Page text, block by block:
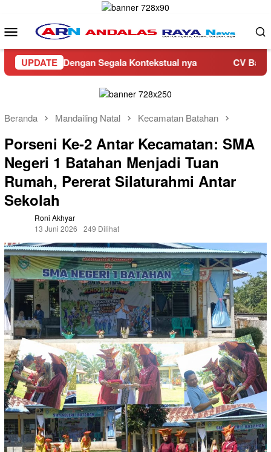
konten
Menu
Mobile
UPDATE
Dengan Segala Kontekstual nya CV Bangunan
Beranda Mandailing Natal Kecamatan Batahan
Porseni Ke-2 Antar Kecamatan: SMA
Negeri 1 Batahan Menjadi Tuan
Rumah, Pererat Silaturahmi Antar
Sekolah
Roni Akhyar
13 Juni 2026
249 Dilihat